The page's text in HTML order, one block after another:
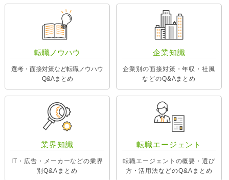
転職ノウハウ
選考・面接対策など転職ノウハウ
Q&Aまとめ
企業知識
企業別の面接対策・年収・社風
などのQ&Aまとめ
業界知識
IT・広告・メーカーなどの業界
別Q&Aまとめ
転職エージェント
転職エージェントの概要・選び
方・活用法などのQ&Aまとめ